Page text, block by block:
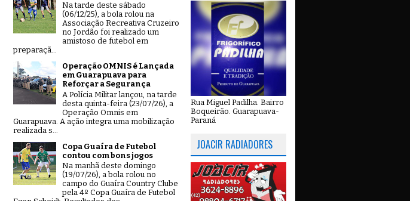
Na tarde deste sábado
(06/12/25), a bola rolou na
Associação Recreativa Cruzeiro
no Jordão foi realizado um
amistoso de futebol em
preparaçã...
Operação OMNIS é Lançada
em Guarapuava para
Reforçar a Segurança
A Polícia Militar lançou, na tarde
desta quinta-feira (23/07/26), a
Operação Omnis em
Guarapuava. A ação integra uma mobilização
realizada s...
Copa Guaíra de Futebol
contou com bons jogos
Na manhã deste domingo
(19/07/26), a bola rolou no
campo do Guaíra Country Clube
pela 4º Copa Guaíra de Futebol
Rua Miguel Padilha. Bairro
Boqueirão. Guarapuava-
Paraná
JOACIR RADIADORES